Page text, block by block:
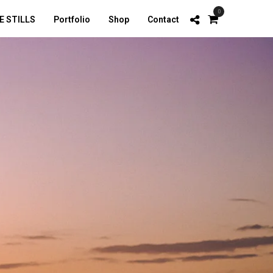
STILLS Portfolio Shop Contact
0